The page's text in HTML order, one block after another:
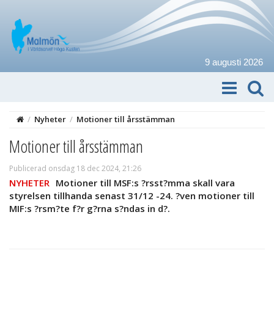
9 augusti 2026
/ Nyheter / Motioner till årsstämman
Motioner till årsstämman
Publicerad onsdag 18 dec 2024, 21:26
NYHETER Motioner till MSF:s ?rsst?mma skall vara
styrelsen tillhanda senast 31/12 -24. ?ven motioner till
MIF:s ?rsm?te f?r g?rna s?ndas in d?.